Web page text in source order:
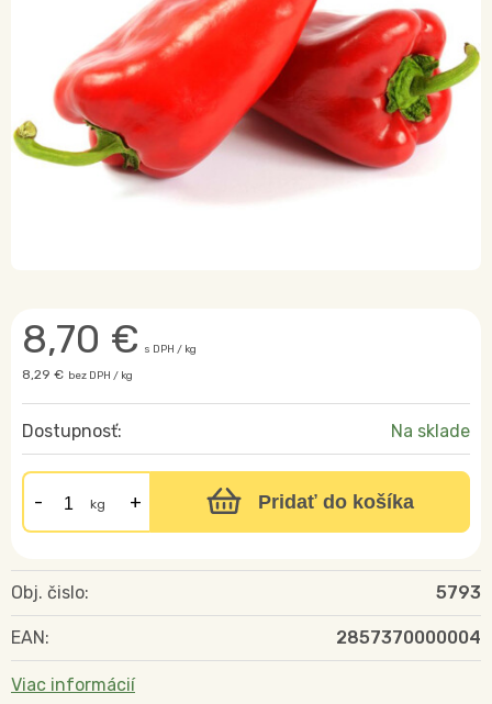
8,70 € s DPH / kg
8,29 € bez DPH / kg
Dostupnosť: Na sklade
kg Pridať do košíka
Obj. čislo: 5793
EAN: 2857370000004
Viac informácií